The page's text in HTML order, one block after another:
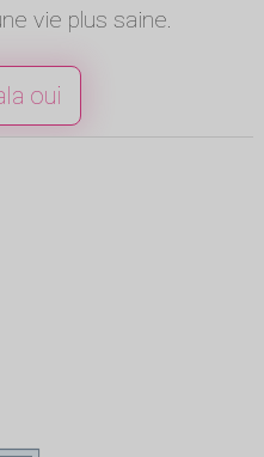
vie plus saine.
oui